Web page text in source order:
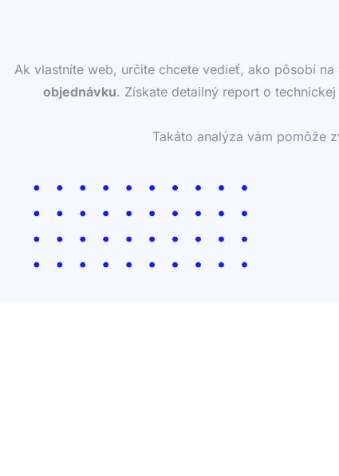
Ak vlastníte web, určite chcete vedieť, ako pôsobí
objednávku. Získate detailný report o
Takáto analýza vám pomôže